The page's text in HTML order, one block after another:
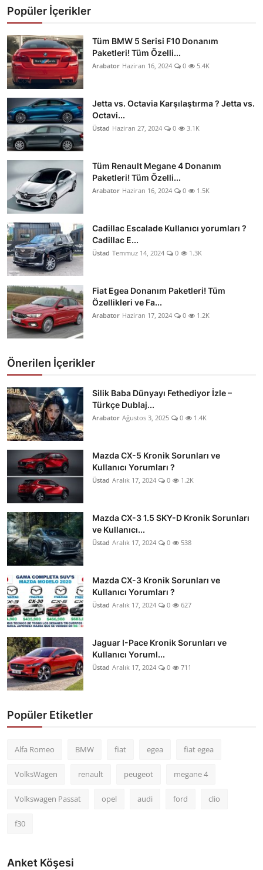
Popüler İçerikler
Tüm BMW 5 Serisi F10 Donanım
Paketleri! Tüm Özelli...
Arabator Haziran 16, 2024 0 5.4K
Jetta vs. Octavia Karşılaştırma ? Jetta vs.
Octavi...
Üstad Haziran 27, 2024 0 3.1K
Tüm Renault Megane 4 Donanım
Paketleri! Tüm Özelli...
Arabator Haziran 16, 2024 0 1.5K
Cadillac Escalade Kullanıcı yorumları ?
Cadillac E...
Üstad Temmuz 14, 2024 0 1.3K
Fiat Egea Donanım Paketleri! Tüm
Özellikleri ve Fa...
Arabator Haziran 17, 2024 0 1.2K
Önerilen İçerikler
Silik Baba Dünyayı Fethediyor İzle –
Türkçe Dublaj...
Arabator Ağustos 3, 2025 0 1.4K
Mazda CX-5 Kronik Sorunları ve
Kullanıcı Yorumları ?
Üstad Aralık 17, 2024 0 1.2K
Mazda CX-3 1.5 SKY-D Kronik Sorunları
ve Kullanıcı...
Üstad Aralık 17, 2024 0 538
Mazda CX-3 Kronik Sorunları ve
Kullanıcı Yorumları ?
Üstad Aralık 17, 2024 0 627
Jaguar I-Pace Kronik Sorunları ve
Kullanıcı Yoruml...
Üstad Aralık 17, 2024 0 711
Popüler Etiketler
Alfa Romeo BMW fiat egea fiat egea
VolksWagen renault peugeot megane 4
Volkswagen Passat opel audi ford clio
f30
Anket Köşesi